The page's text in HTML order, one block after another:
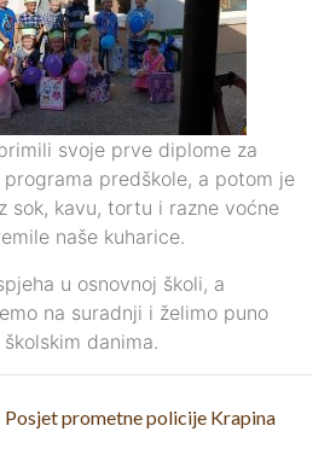
svoje prve diplome za
predškole, a potom je
sok, kavu, tortu i razne voćne
naše kuharice.
u osnovnoj školi, a
na suradnji i želimo puno
danima.
Posjet prometne policije Krapina